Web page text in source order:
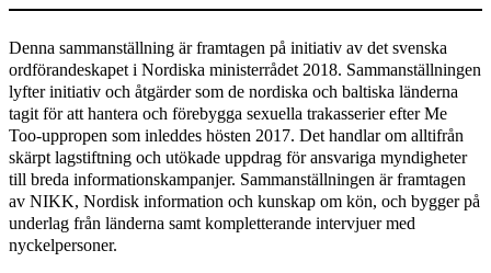
Denna sammanställning är framtagen på initiativ av det svenska
ordförandeskapet i Nordiska ministerrådet 2018. Sammanställningen
lyfter initiativ och åtgärder som de nordiska och baltiska länderna
tagit för att hantera och förebygga sexuella trakasserier efter Me
Too-uppropen som inleddes hösten 2017. Det handlar om alltifrån
skärpt lagstiftning och utökade uppdrag för ansvariga myndigheter
till breda informationskampanjer. Sammanställningen är framtagen
av NIKK, Nordisk information och kunskap om kön, och bygger på
underlag från länderna samt kompletterande intervjuer med
nyckelpersoner.